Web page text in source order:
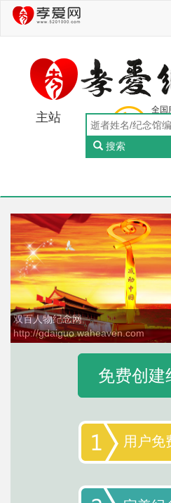
主站
搜索
全国
工作
双百人物纪念网
http://gdaiguo.waheaven.com
免费创建
用户免